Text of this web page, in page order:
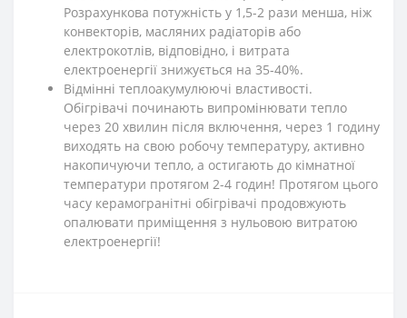
Розрахункова потужність у 1,5-2 рази менша, ніж
конвекторів, масляних радіаторів або
електрокотлів, відповідно, і витрата
електроенергії знижується на 35-40%.
Відмінні теплоакумулюючі властивості.
Обігрівачі починають випромінювати тепло
через 20 хвилин після включення, через 1 годину
виходять на свою робочу температуру, активно
накопичуючи тепло, а остигають до кімнатної
температури протягом 2-4 годин! Протягом цього
часу керамогранітні обігрівачі продовжують
опалювати приміщення з нульовою витратою
електроенергії!